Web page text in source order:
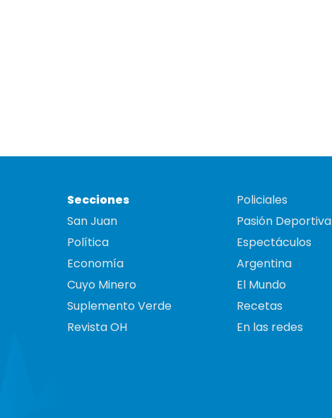
Secciones
San Juan
Política
Economía
Cuyo Minero
Suplemento Verde
Revista OH
Policiales
Pasión Deportiva
Espectáculos
Argentina
El Mundo
Recetas
En las redes